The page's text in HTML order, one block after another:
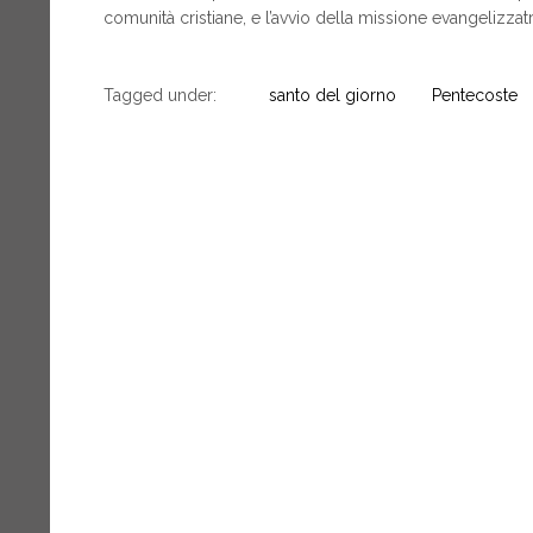
comunità cristiane, e l’avvio della missione
Tagged under: santo del giorno Pentecoste